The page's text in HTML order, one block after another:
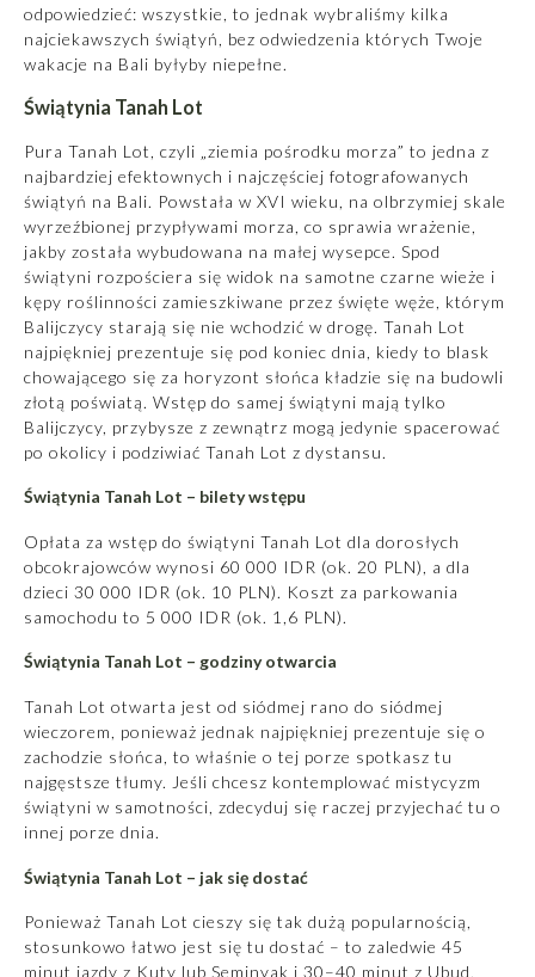
odpowiedzieć: wszystkie, to jednak wybraliśmy kilka
najciekawszych świątyń, bez odwiedzenia których Twoje
wakacje na Bali byłyby niepełne.
Świątynia Tanah Lot
Pura Tanah Lot, czyli „ziemia pośrodku morza” to jedna z
najbardziej efektownych i najczęściej fotografowanych
świątyń na Bali. Powstała w XVI wieku, na olbrzymiej skale
wyrzeźbionej przypływami morza, co sprawia wrażenie,
jakby została wybudowana na małej wysepce. Spod
świątyni rozpościera się widok na samotne czarne wieże i
kępy roślinności zamieszkiwane przez święte węże, którym
Balijczycy starają się nie wchodzić w drogę. Tanah Lot
najpiękniej prezentuje się pod koniec dnia, kiedy to blask
chowającego się za horyzont słońca kładzie się na budowli
złotą poświatą. Wstęp do samej świątyni mają tylko
Balijczycy, przybysze z zewnątrz mogą jedynie spacerować
po okolicy i podziwiać Tanah Lot z dystansu.
Świątynia Tanah Lot – bilety wstępu
Opłata za wstęp do świątyni Tanah Lot dla dorosłych
obcokrajowców wynosi 60 000 IDR (ok. 20 PLN), a dla
dzieci 30 000 IDR (ok. 10 PLN). Koszt za parkowania
samochodu to 5 000 IDR (ok. 1,6 PLN).
Świątynia Tanah Lot – godziny otwarcia
Tanah Lot otwarta jest od siódmej rano do siódmej
wieczorem, ponieważ jednak najpiękniej prezentuje się o
zachodzie słońca, to właśnie o tej porze spotkasz tu
najgęstsze tłumy. Jeśli chcesz kontemplować mistycyzm
świątyni w samotności, zdecyduj się raczej przyjechać tu o
innej porze dnia.
Świątynia Tanah Lot – jak się dostać
Ponieważ Tanah Lot cieszy się tak dużą popularnością,
stosunkowo łatwo jest się tu dostać – to zaledwie 45
minut jazdy z Kuty lub Seminyak i 30–40 minut z Ubud,